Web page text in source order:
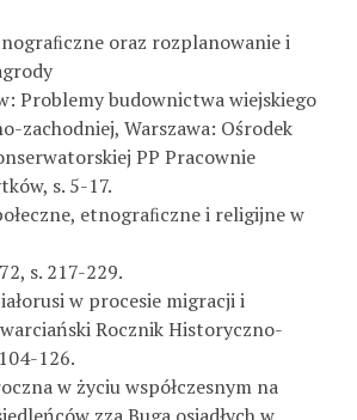
oraz rozplanowanie i
Problemy budownictwa wiejskiego
zachodniej, Warszawa: Ośrodek
PP Pracownie
s. 5-17.
etnograﬁczne i religijne w
s. 217-229.
w procesie migracji i
Rocznik Historyczno-
126.
w życiu współczesnym na